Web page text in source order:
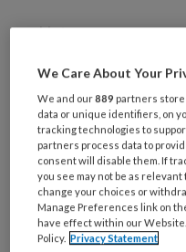
Het
Wil je dit
Maak gratis
artikelen
We Care About Your
We and our889 partners store
data or unique identifiers, on
tracking technologies to
partners process data to
consent will disable them. If
you see may not be as
change your choices or
Manage Preferences link on
have effect within our
Policy. Privacy Statement